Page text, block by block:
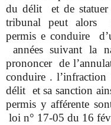
du délit et de statuer
tribunal peut alors
permis e conduire
années suivant la
prononcer de
conduire .
délit et sa sanction
permis y afférente
loi n° 17-05 du 16